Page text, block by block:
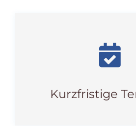
Kurzfristige